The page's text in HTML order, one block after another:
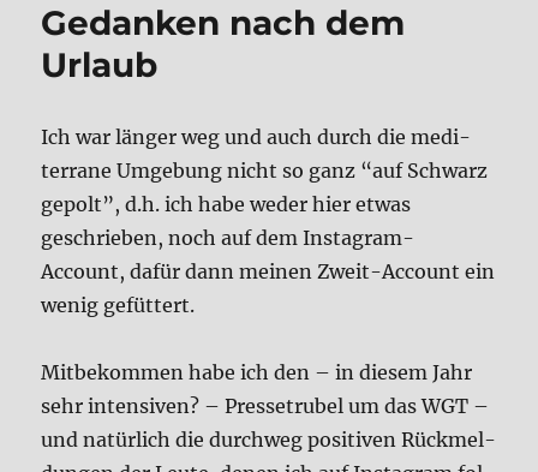
Gedan­ken nach dem
Urlaub
Ich war län­ger weg und auch durch die medi­
ter­ra­ne Umge­bung nicht so ganz “auf Schwarz
gepolt”, d.h. ich habe weder hier etwas
geschrie­ben, noch auf dem Insta­gram-
Account, dafür dann mei­nen Zweit-Account ein
wenig gefüt­tert.
Mit­be­kom­men habe ich den – in die­sem Jahr
sehr inten­si­ven? – Pres­se­tru­bel um das WGT –
und natür­lich die durch­weg posi­ti­ven Rück­mel­